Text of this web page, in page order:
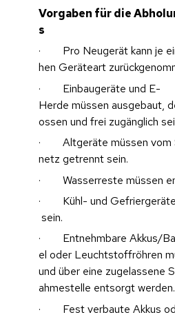
Vorgaben für die
s
·        Pro Neugerät kann
hen Geräteart
·        Einbaugeräte und E-
Herde müssen ausgebaut,
ossen und frei zugänglich
·        Altgeräte müssen
netz getrennt sein.
·        Wasserreste müssen
·        Kühl- und
sein.
·        Entnehmbare
el oder Leuchtstoffröhren
und über eine zugelassene
ahmestelle entsorgt werden.
·        Fest verbaute